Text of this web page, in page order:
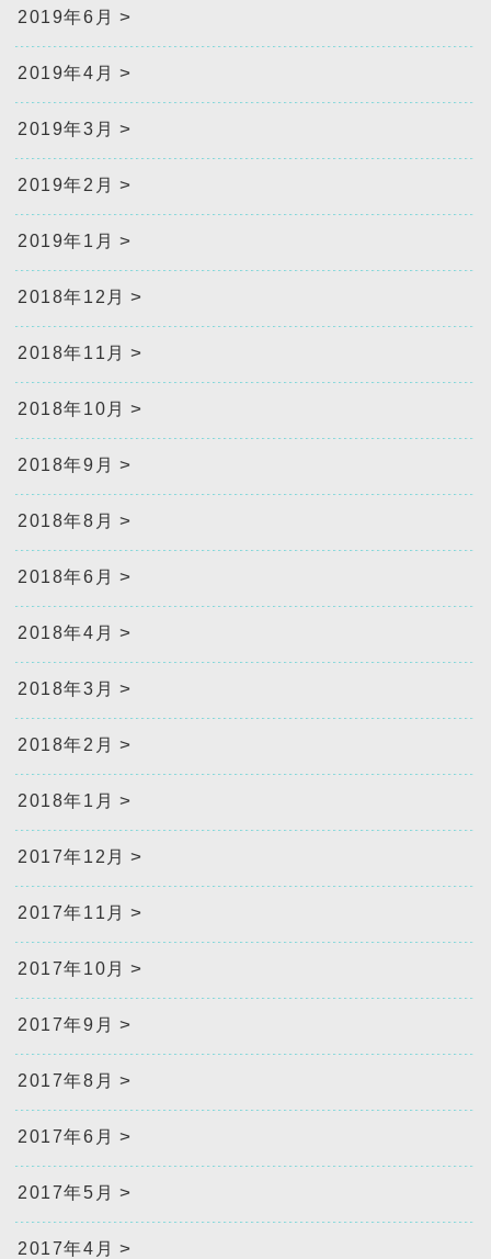
2019年6月
2019年4月
2019年3月
2019年2月
2019年1月
2018年12月
2018年11月
2018年10月
2018年9月
2018年8月
2018年6月
2018年4月
2018年3月
2018年2月
2018年1月
2017年12月
2017年11月
2017年10月
2017年9月
2017年8月
2017年6月
2017年5月
2017年4月